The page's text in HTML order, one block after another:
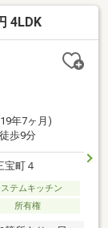
階の2ヶ所に設
などを交換
すい住環境で
徒歩2分・サ
分・浜寺船尾
4LDK
年7ヶ月)
歩9分
宝町４
テムキッチン
所有権